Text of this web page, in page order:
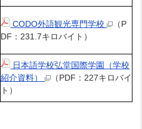
CODO外語観光専門学校
（P
DF：231.7キロバイト）
日本語学校弘堂国際学園（学校
紹介資料）
（PDF：227キロバイ
ト）